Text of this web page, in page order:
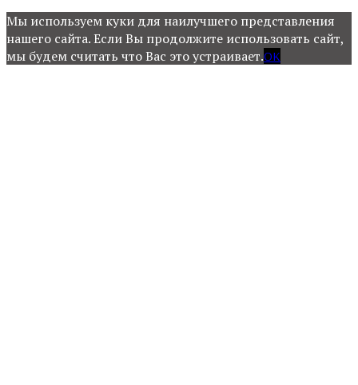
Мы используем куки для наилучшего представления
нашего сайта. Если Вы продолжите использовать сайт,
мы будем считать что Вас это устраивает.OK